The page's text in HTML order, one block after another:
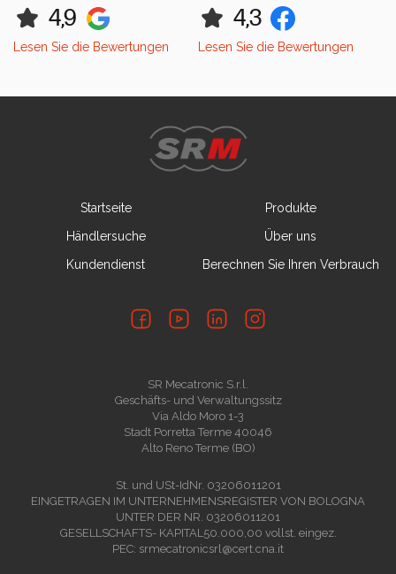
4,9
Lesen Sie die Bewertungen
4,3
Lesen Sie die Bewertungen
Startseite
Produkte
Händlersuche
Über uns
Kundendienst
Berechnen Sie Ihren Verbrauch
SR Mecatronic S.r.l.
Geschäfts- und Verwaltungssitz
Via Aldo Moro 1-3
Stadt Porretta Terme 40046
Alto Reno Terme (BO)
St. und USt-IdNr. 03206011201
EINGETRAGEN IM UNTERNEHMENSREGISTER VON BOLOGNA
UNTER DER NR. 03206011201
GESELLSCHAFTS- KAPITAL50.000,00 vollst. eingez.
PEC: srmecatronicsrl@cert.cna.it